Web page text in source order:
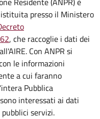
istituita presso il Ministero
, che raccoglie i dati dei
Con ANPR si
le informazioni
a cui faranno
Pubblica
interessati ai dati
servizi.